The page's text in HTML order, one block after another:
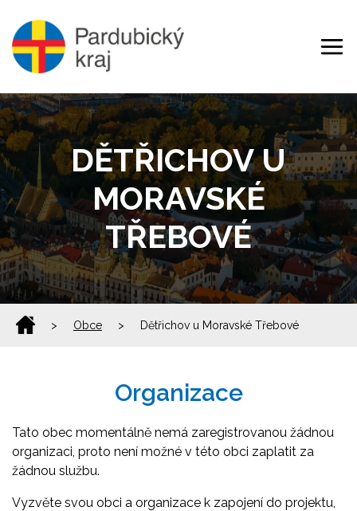
DĚTŘICHOV U
MORAVSKÉ
TŘEBOVÉ
> Obce > Dětřichov u Moravské Třebové
Organizace
Tato obec momentálně nemá zaregistrovanou žádnou
organizaci, proto není možné v této obci zaplatit za
žádnou službu.
Vyzvěte svou obci a organizace k zapojení do projektu,